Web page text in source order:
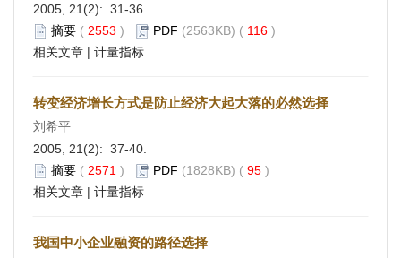
2005, 21(2): 31-36.
摘要 ( 2553 ) PDF (2563KB) ( 116 )
相关文章 | 计量指标
转变经济增长方式是防止经济大起大落的必然选择
刘希平
2005, 21(2): 37-40.
摘要 ( 2571 ) PDF (1828KB) ( 95 )
相关文章 | 计量指标
我国中小企业融资的路径选择